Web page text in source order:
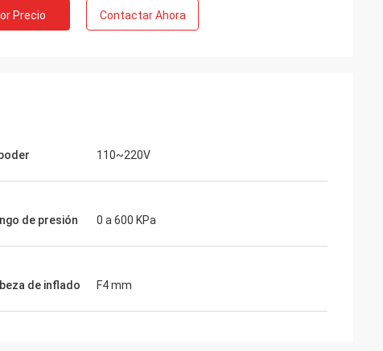
Precio Contactar Ahora
110~220V
de presión 0 a 600 KPa
de inflado F4 mm